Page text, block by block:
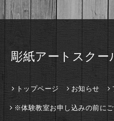
彫紙アートスク
トップページ お知らせ
※体験教室お申し込みの前に